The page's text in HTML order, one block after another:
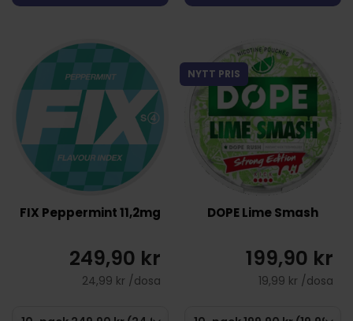
FIX Peppermint 11,2mg
249,90 kr
24,99 kr /dosa
NYTT PRIS
DOPE Lime Smash
199,90 kr
19,99 kr /dosa